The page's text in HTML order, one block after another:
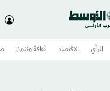
الرأي الاقتصاد ثقافة وفنون